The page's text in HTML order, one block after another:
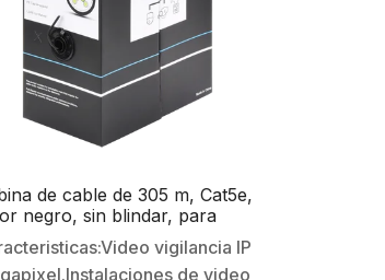
de cable de 305 m, Cat5e,
negro, sin blindar, para
de videovigilancia,
de datos. Uso en intemperie
vigilancia IP
de video